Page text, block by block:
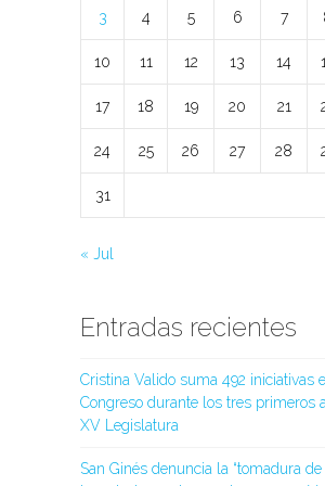
3 4 5 6 7
10 11 12 13 14
17 18 19 20 21
24 25 26 27 28
31
« Jul
Entradas recientes
Cristina Valido suma 492 iniciativas
Congreso durante los tres primeros
XV Legislatura
San Ginés denuncia la “tomadura de